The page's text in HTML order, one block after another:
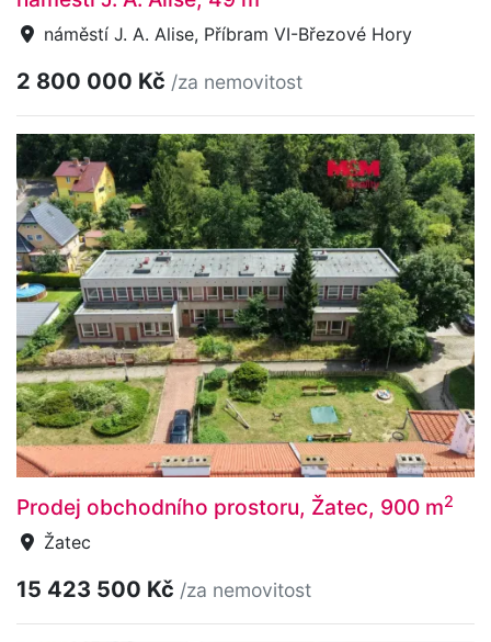
náměstí J. A. Alise, Příbram VI-Březové Hory
2 800 000 Kč /za nemovitost
Prodej obchodního prostoru, Žatec, 900 m2
Žatec
15 423 500 Kč /za nemovitost